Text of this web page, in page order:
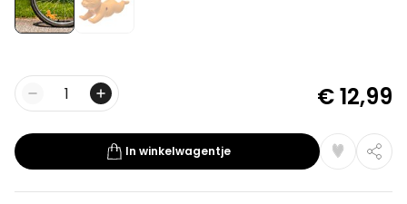
19,99 €
Aantal € 12,99
In winkelwagentje